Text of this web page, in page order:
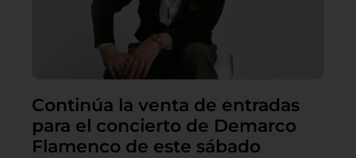
Continúa la venta de entradas
para el concierto de Demarco
Flamenco de este sábado